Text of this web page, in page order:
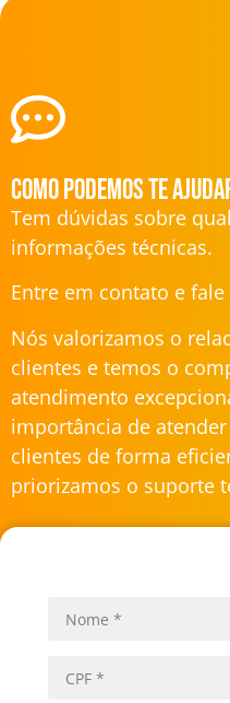
Como podemos te
Tem dúvidas sobre
informações técnicas.
Entre em contato e
Nós valorizamos o
clientes e temos o
atendimento
importância de
clientes de forma
priorizamos o suporte